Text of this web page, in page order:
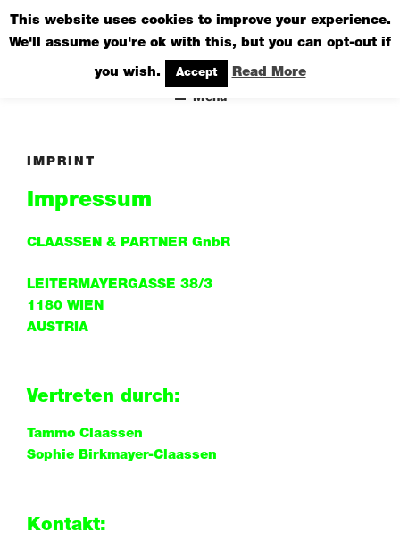
CLAASSEN & PARTNER
DESIGN STUDIO
Menü
IMPRINT
Impressum
CLAASSEN & PARTNER GnbR
LEITERMAYERGASSE 38/3
1180 WIEN
AUSTRIA
Vertreten durch:
Tammo Claassen
Sophie Birkmayer-Claassen
Kontakt:
This website uses cookies to improve your experience.
We'll assume you're ok with this, but you can opt-out if
you wish. Accept Read More